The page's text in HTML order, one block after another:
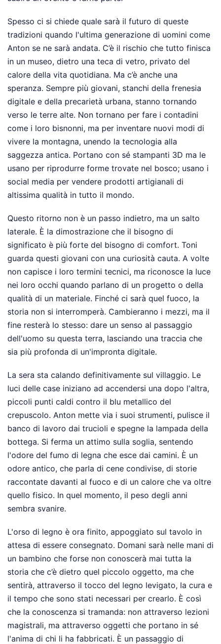
Spesso ci si chiede quale sarà il futuro di queste
tradizioni quando l'ultima generazione di uomini come
Anton se ne sarà andata. C’è il rischio che tutto finisca
in un museo, dietro una teca di vetro, privato del
calore della vita quotidiana. Ma c’è anche una
speranza. Sempre più giovani, stanchi della frenesia
digitale e della precarietà urbana, stanno tornando
verso le terre alte. Non tornano per fare i contadini
come i loro bisnonni, ma per inventare nuovi modi di
vivere la montagna, unendo la tecnologia alla
saggezza antica. Portano con sé stampanti 3D ma le
usano per riprodurre forme trovate nel bosco; usano i
social media per vendere prodotti artigianali di
altissima qualità in tutto il mondo.
Questo ritorno non è un passo indietro, ma un salto
laterale. È la dimostrazione che il bisogno di
significato è più forte del bisogno di comfort. Toni
guarda questi giovani con una curiosità cauta. A volte
non capisce i loro termini tecnici, ma riconosce la luce
nei loro occhi quando parlano di un progetto o della
qualità di un materiale. Finché ci sarà quel fuoco, la
storia non si interromperà. Cambieranno i mezzi, ma il
fine resterà lo stesso: dare un senso al passaggio
dell'uomo su questa terra, lasciando una traccia che
sia più profonda di un'impronta digitale.
La sera sta calando definitivamente sul villaggio. Le
luci delle case iniziano ad accendersi una dopo l'altra,
piccoli punti caldi contro il blu metallico del
crepuscolo. Anton mette via i suoi strumenti, pulisce il
banco di lavoro dai trucioli e spegne la lampada della
bottega. Si ferma un attimo sulla soglia, sentendo
l'odore del fumo di legna che esce dai camini. È un
odore antico, che parla di cene condivise, di storie
raccontate davanti al fuoco e di un calore che va oltre
quello fisico. In quel momento, il peso degli anni
sembra svanire.
L'orso di legno è ora finito, appoggiato sul tavolo in
attesa di essere consegnato. Domani sarà nelle mani di
un bambino che forse non conoscerà mai tutta la
storia che c’è dietro quel piccolo oggetto, ma che
sentirà, attraverso il tocco del legno levigato, la cura e
il tempo che sono stati necessari per crearlo. È così
che la conoscenza si tramanda: non attraverso lezioni
magistrali, ma attraverso oggetti che portano in sé
l'anima di chi li ha fabbricati. È un passaggio di